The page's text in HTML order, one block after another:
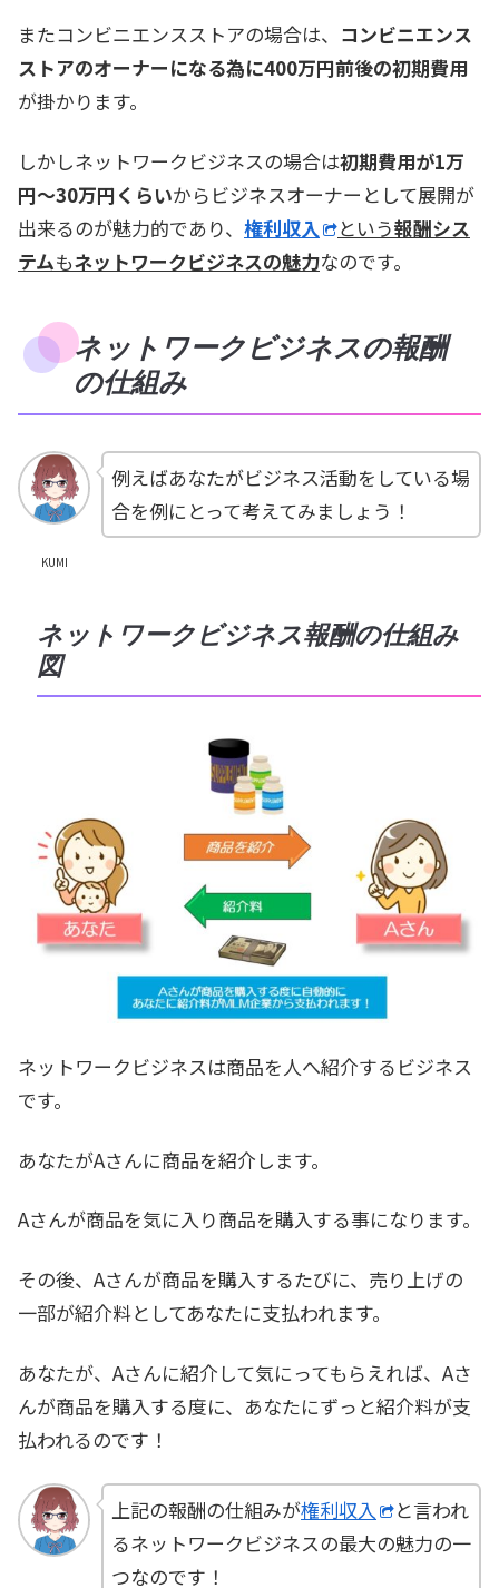
またコンビニエンスストアの場合は、 コンビニエンス
ストアのオーナーになる為に400万円前後の初期費用
が掛かります。
しかしネットワークビジネスの場合は初期費用が1万
円～30万円くらいからビジネスオーナーとして展開が
出来るのが魅力的であり、 権利収入 という報酬シス
テムもネットワークビジネスの魅力なのです。
ネットワークビジネスの報酬
の仕組み
KUMI
例えばあなたがビジネス活動をしている場
合を例にとって考えてみましょう！
ネットワークビジネス報酬の仕組み
図
ネットワークビジネスは商品を人へ紹介するビジネス
です。
あなたがAさんに商品を紹介します。
Aさんが商品を気に入り商品を購入する事になります。
その後、Aさんが商品を購入するたびに、売り上げの
一部が紹介料としてあなたに支払われます。
あなたが、Aさんに紹介して気にってもらえれば、Aさ
んが商品を購入する度に、あなたにずっと紹介料が支
払われるのです！
上記の報酬の仕組みが権利収入
と言われ
るネットワークビジネスの最大の魅力の一
つなのです！